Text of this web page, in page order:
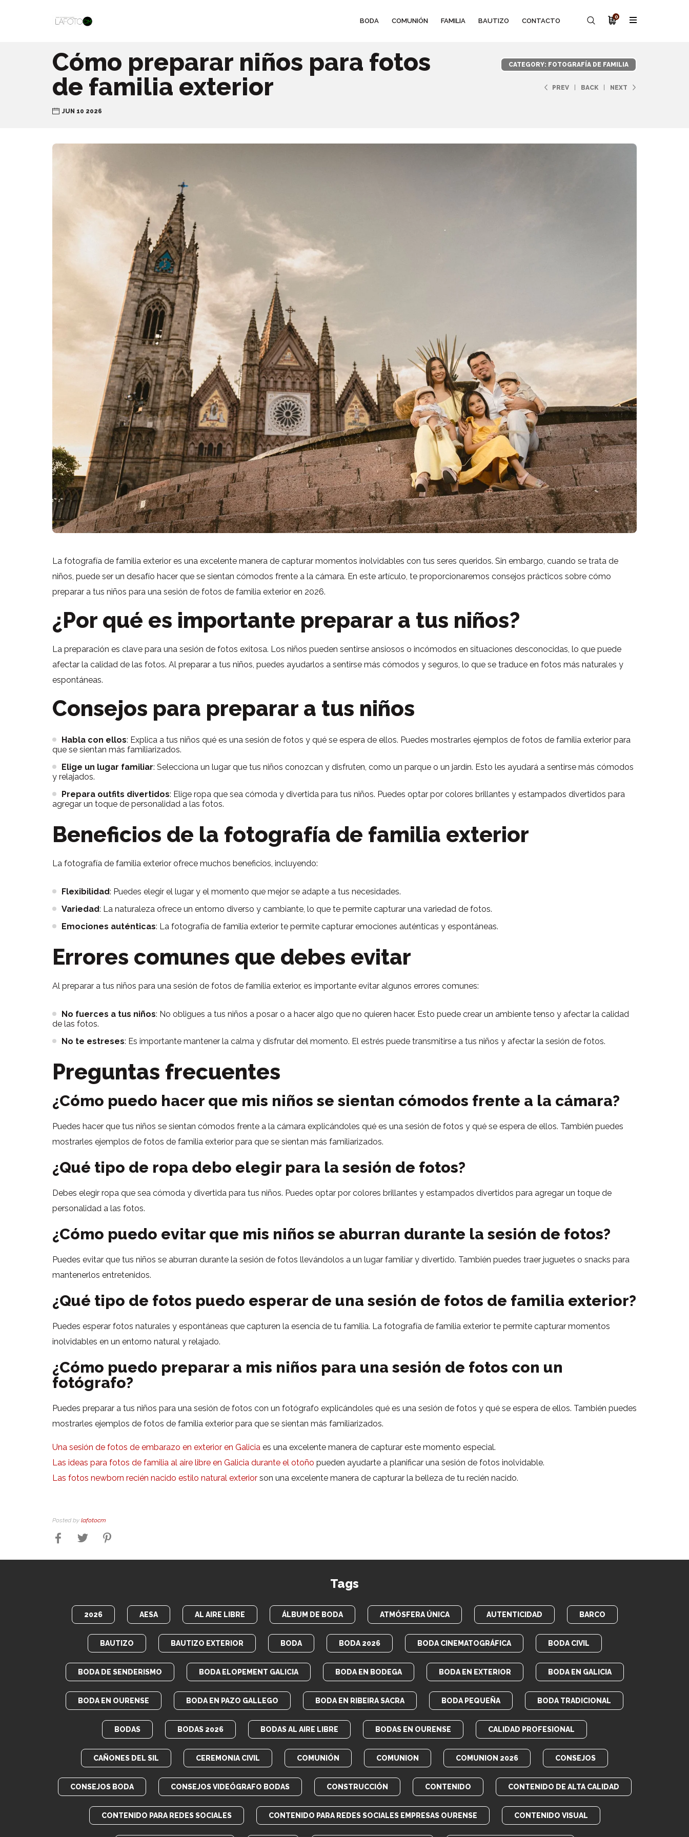
BODA COMUNIÓN FAMILIA BAUTIZO CONTACTO
0
Cómo preparar niños para fotos
de familia exterior
JUN 10 2026
CATEGORY: FOTOGRAFÍA DE FAMILIA
PREV BACK NEXT
La fotografía de familia exterior es una excelente manera de capturar momentos inolvidables con tus seres queridos. Sin embargo, cuando se trata de
niños, puede ser un desafío hacer que se sientan cómodos frente a la cámara. En este artículo, te proporcionaremos consejos prácticos sobre cómo
preparar a tus niños para una sesión de fotos de familia exterior en 2026.
¿Por qué es importante preparar a tus niños?
La preparación es clave para una sesión de fotos exitosa. Los niños pueden sentirse ansiosos o incómodos en situaciones desconocidas, lo que puede
afectar la calidad de las fotos. Al preparar a tus niños, puedes ayudarlos a sentirse más cómodos y seguros, lo que se traduce en fotos más naturales y
espontáneas.
Consejos para preparar a tus niños
Habla con ellos: Explica a tus niños qué es una sesión de fotos y qué se espera de ellos. Puedes mostrarles ejemplos de fotos de familia exterior para
que se sientan más familiarizados.
Elige un lugar familiar: Selecciona un lugar que tus niños conozcan y disfruten, como un parque o un jardín. Esto les ayudará a sentirse más cómodos
y relajados.
Prepara outfits divertidos: Elige ropa que sea cómoda y divertida para tus niños. Puedes optar por colores brillantes y estampados divertidos para
agregar un toque de personalidad a las fotos.
Beneficios de la fotografía de familia exterior
La fotografía de familia exterior ofrece muchos beneficios, incluyendo:
Flexibilidad: Puedes elegir el lugar y el momento que mejor se adapte a tus necesidades.
Variedad: La naturaleza ofrece un entorno diverso y cambiante, lo que te permite capturar una variedad de fotos.
Emociones auténticas: La fotografía de familia exterior te permite capturar emociones auténticas y espontáneas.
Errores comunes que debes evitar
Al preparar a tus niños para una sesión de fotos de familia exterior, es importante evitar algunos errores comunes:
No fuerces a tus niños: No obligues a tus niños a posar o a hacer algo que no quieren hacer. Esto puede crear un ambiente tenso y afectar la calidad
de las fotos.
No te estreses: Es importante mantener la calma y disfrutar del momento. El estrés puede transmitirse a tus niños y afectar la sesión de fotos.
Preguntas frecuentes
¿Cómo puedo hacer que mis niños se sientan cómodos frente a la cámara?
Puedes hacer que tus niños se sientan cómodos frente a la cámara explicándoles qué es una sesión de fotos y qué se espera de ellos. También puedes
mostrarles ejemplos de fotos de familia exterior para que se sientan más familiarizados.
¿Qué tipo de ropa debo elegir para la sesión de fotos?
Debes elegir ropa que sea cómoda y divertida para tus niños. Puedes optar por colores brillantes y estampados divertidos para agregar un toque de
personalidad a las fotos.
¿Cómo puedo evitar que mis niños se aburran durante la sesión de fotos?
Puedes evitar que tus niños se aburran durante la sesión de fotos llevándolos a un lugar familiar y divertido. También puedes traer juguetes o snacks para
mantenerlos entretenidos.
¿Qué tipo de fotos puedo esperar de una sesión de fotos de familia exterior?
Puedes esperar fotos naturales y espontáneas que capturen la esencia de tu familia. La fotografía de familia exterior te permite capturar momentos
inolvidables en un entorno natural y relajado.
¿Cómo puedo preparar a mis niños para una sesión de fotos con un
fotógrafo?
Puedes preparar a tus niños para una sesión de fotos con un fotógrafo explicándoles qué es una sesión de fotos y qué se espera de ellos. También puedes
mostrarles ejemplos de fotos de familia exterior para que se sientan más familiarizados.
Una sesión de fotos de embarazo en exterior en Galicia es una excelente manera de capturar este momento especial.
Las ideas para fotos de familia al aire libre en Galicia durante el otoño pueden ayudarte a planificar una sesión de fotos inolvidable.
Las fotos newborn recién nacido estilo natural exterior son una excelente manera de capturar la belleza de tu recién nacido.
Posted by lafotocm
Tags
2026 AESA AL AIRE LIBRE ÁLBUM DE BODA ATMÓSFERA ÚNICA AUTENTICIDAD BARCO
BAUTIZO BAUTIZO EXTERIOR BODA BODA 2026 BODA CINEMATOGRÁFICA BODA CIVIL
BODA DE SENDERISMO BODA ELOPEMENT GALICIA BODA EN BODEGA BODA EN EXTERIOR BODA EN GALICIA
BODA EN OURENSE BODA EN PAZO GALLEGO BODA EN RIBEIRA SACRA BODA PEQUEÑA BODA TRADICIONAL
BODAS BODAS 2026 BODAS AL AIRE LIBRE BODAS EN OURENSE CALIDAD PROFESIONAL
CAÑONES DEL SIL CEREMONIA CIVIL COMUNIÓN COMUNION COMUNION 2026 CONSEJOS
CONSEJOS BODA CONSEJOS VIDEÓGRAFO BODAS CONSTRUCCIÓN CONTENIDO CONTENIDO DE ALTA CALIDAD
CONTENIDO PARA REDES SOCIALES CONTENIDO PARA REDES SOCIALES EMPRESAS OURENSE CONTENIDO VISUAL